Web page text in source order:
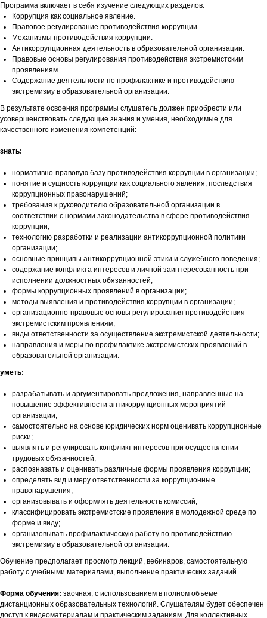
Программа включает в себя изучение следующих разделов:
Коррупция как социальное явление.
Правовое регулирование противодействия коррупции.
Механизмы противодействия коррупции.
Антикоррупционная деятельность в образовательной организации.
Правовые основы регулирования противодействия экстремистским
проявлениям.
Содержание деятельности по профилактике и противодействию
экстремизму в образовательной организации.
В результате освоения программы слушатель должен приобрести или
усовершенствовать следующие знания и умения, необходимые для
качественного изменения компетенций:
знать:
нормативно-правовую базу противодействия коррупции в организации;
понятие и сущность коррупции как социального явления, последствия
коррупционных правонарушений;
требования к руководителю образовательной организации в
соответствии с нормами законодательства в сфере противодействия
коррупции;
технологию разработки и реализации антикоррупционной политики
организации;
основные принципы антикоррупционной этики и служебного поведения;
содержание конфликта интересов и личной заинтересованность при
исполнении должностных обязанностей;
формы коррупционных проявлений в организации;
методы выявления и противодействия коррупции в организации;
организационно-правовые основы регулирования противодействия
экстремистским проявлениям;
виды ответственности за осуществление экстремистской деятельности;
направления и меры по профилактике экстремистских проявлений в
образовательной организации.
уметь:
разрабатывать и аргументировать предложения, направленные на
повышение эффективности антикоррупционных мероприятий
организации;
самостоятельно на основе юридических норм оценивать коррупционные
риски;
выявлять и регулировать конфликт интересов при осуществлении
трудовых обязанностей;
распознавать и оценивать различные формы проявления коррупции;
определять вид и меру ответственности за коррупционные
правонарушения;
организовывать и оформлять деятельность комиссий;
классифицировать экстремистские проявления в молодежной среде по
форме и виду;
организовывать профилактическую работу по противодействию
экстремизму в образовательной организации.
Обучение предполагает просмотр лекций, вебинаров, самостоятельную
работу с учебными материалами, выполнение практических заданий.
Форма обучения: заочная, с использованием в полном объеме
дистанционных образовательных технологий. Слушателям будет обеспечен
доступ к видеоматериалам и практическим заданиям. Для коллективных